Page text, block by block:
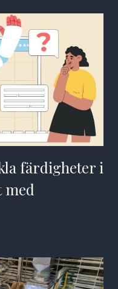
färdigheter i
med